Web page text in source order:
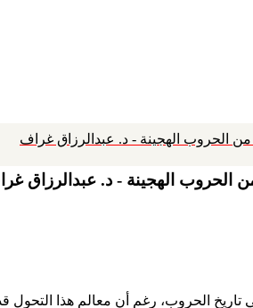
الحروب الهجينة - د. عبدالرزاق غراف
الحروب الهجينة - د. عبدالرزاق